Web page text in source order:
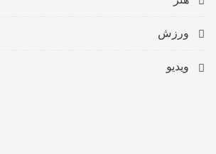
ورزش
ویدیو